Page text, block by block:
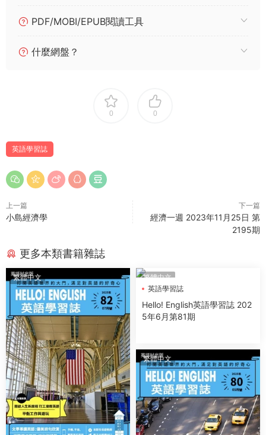
PDF/MOBI/EPUB閱讀工具
什麼網盤？
0 0
英語學習誌
上一篇
小島經濟學
下一篇
經濟一週 2023年11月25日 第
2195期
更多本類書籍雜誌
繁體中文
繁體中文
英語學習誌
Hello! English英語學習誌 202
5年6月第81期
繁體中文